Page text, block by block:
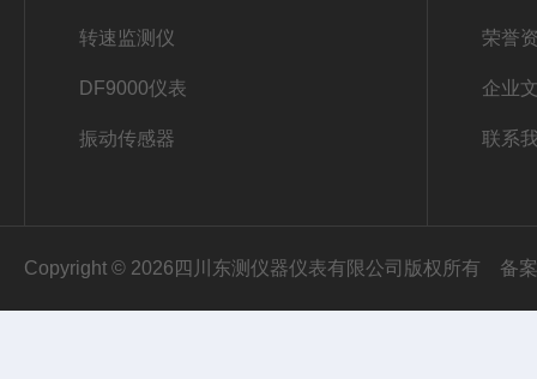
转速监测仪
DF9000仪表
振动传感器
荣誉
企业
联系
Copyright © 2026四川东测仪器仪表有限公司版权所有 备